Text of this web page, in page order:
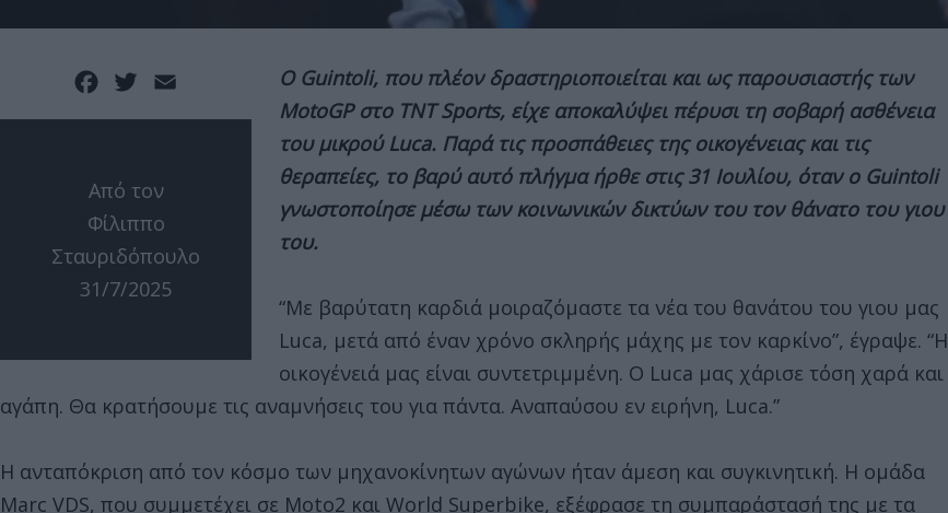
Facebook
Twitter
Από τον
Φίλιππο
Σταυριδόπουλο
31/7/2025
Ο Guintoli, που πλέον δραστηριοποιείται και ως παρουσιαστής των
MotoGP στο TNT Sports, είχε αποκαλύψει πέρυσι τη σοβαρή ασθένεια
του μικρού Luca. Παρά τις προσπάθειες της οικογένειας και τις
θεραπείες, το βαρύ αυτό πλήγμα ήρθε στις 31 Ιουλίου, όταν ο Guintoli
γνωστοποίησε μέσω των κοινωνικών δικτύων του τον θάνατο του γιου
του.
“Με βαρύτατη καρδιά μοιραζόμαστε τα νέα του θανάτου του γιου μας
Luca, μετά από έναν χρόνο σκληρής μάχης με τον καρκίνο”, έγραψε. “Η
οικογένειά μας είναι συντετριμμένη. Ο Luca μας χάρισε τόση χαρά και
αγάπη. Θα κρατήσουμε τις αναμνήσεις του για πάντα. Αναπαύσου εν ειρήνη, Luca.”
Η ανταπόκριση από τον κόσμο των μηχανοκίνητων αγώνων ήταν άμεση και συγκινητική. Η ομάδα
Marc VDS, που συμμετέχει σε Moto2 και World Superbike, εξέφρασε τη συμπαράστασή της με τα